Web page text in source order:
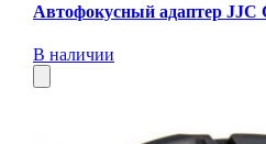
Автофокусный адаптер JJC
В наличии